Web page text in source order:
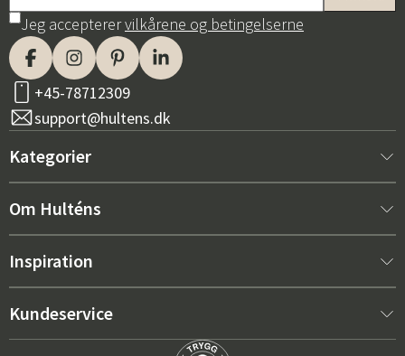
Jeg accepterervilkårene og betingelserne
+45-78712309
support@hultens.dk
Kategorier
Nyt hos os
Indretning
Om Hulténs
Om Hulténs
Salgsafdeling
Inspiration
Bestsellere
Kundeservice